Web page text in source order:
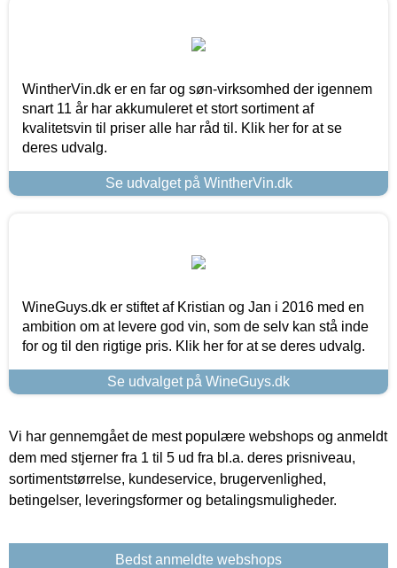
WintherVin.dk er en far og søn-virksomhed der igennem
snart 11 år har akkumuleret et stort sortiment af
kvalitetsvin til priser alle har råd til. Klik her for at se
deres udvalg.
Se udvalget på WintherVin.dk
WineGuys.dk er stiftet af Kristian og Jan i 2016 med en
ambition om at levere god vin, som de selv kan stå inde
for og til den rigtige pris. Klik her for at se deres udvalg.
Se udvalget på WineGuys.dk
Vi har gennemgået de mest populære webshops og anmeldt
dem med stjerner fra 1 til 5 ud fra bl.a. deres prisniveau,
sortimentstørrelse, kundeservice, brugervenlighed,
betingelser, leveringsformer og betalingsmuligheder.
Bedst anmeldte webshops